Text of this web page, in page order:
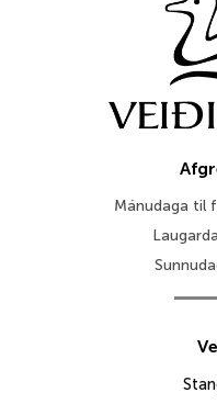
Mánudaga til